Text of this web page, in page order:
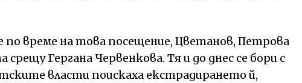
по време на това посещение, Цветанов, Петрова
Гергана Червенкова. Тя и до днес се бори с
власти поискаха екстрадирането й,